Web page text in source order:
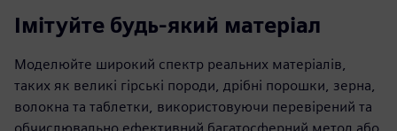
Імітуйте будь-який матеріал
Моделюйте широкий спектр реальних матеріалів,
таких як великі гірські породи, дрібні порошки, зерна,
волокна та таблетки, використовуючи перевірений та